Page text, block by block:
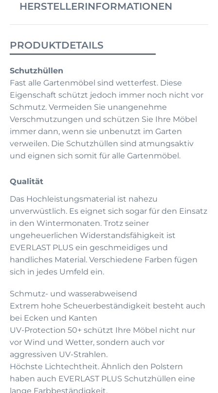
HERSTELLERINFORMATIONEN
PRODUKTDETAILS
Schutzhüllen
Fast alle Gartenmöbel sind wetterfest. Diese
Eigenschaft schützt jedoch immer noch nicht vor
Schmutz. Vermeiden Sie unangenehme
Verschmutzungen und schützen Sie Ihre Möbel
immer dann, wenn sie unbenutzt im Garten
verweilen. Die Schutzhüllen sind atmungsaktiv
und eignen sich somit für alle Gartenmöbel.
Qualität
Das Hochleistungsmaterial ist nahezu
unverwüstlich. Es eignet sich sogar für den Einsatz
in den Wintermonaten. Trotz seiner
ungeheuerlichen Widerstandsfähigkeit ist
EVERLAST PLUS ein geschmeidiges und
handliches Material. Verschiedene Farben fügen
sich in jedes Umfeld ein.
Schmutz- und wasserabweisend
Extrem hohe Scheuerbeständigkeit besteht auch
bei Ecken und Kanten
UV-Protection 50+ schützt Ihre Möbel nicht nur
vor Wind und Wetter, sondern auch vor
aggressiven UV-Strahlen.
Höchste Lichtechtheit. Ähnlich den Polstern
haben auch EVERLAST PLUS Schutzhüllen eine
lange Farbbeständigkeit.